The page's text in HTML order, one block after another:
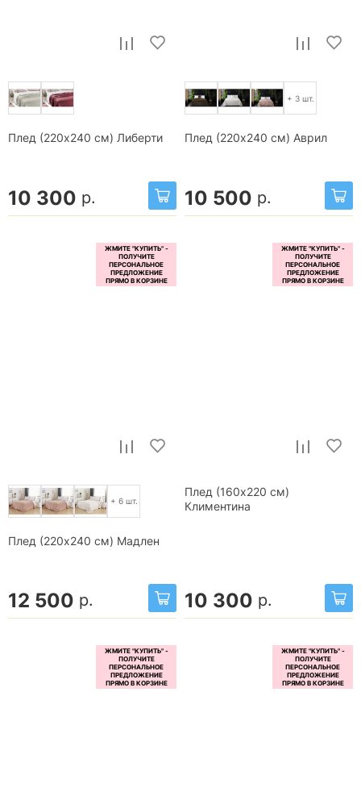
Плед (220x240 см) Либерти
10 300 р.
+ 3 шт.
Плед (220x240 см) Аврил
10 500 р.
+ 6 шт.
Плед (220x240 см) Мадлен
12 500 р.
Плед (160x220 см)
Климентина
10 300 р.